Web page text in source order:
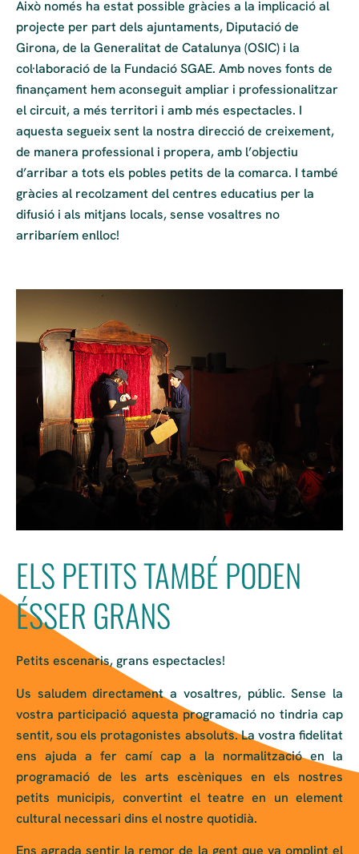
Això només ha estat possible gràcies a la implicació al
projecte per part dels ajuntaments, Diputació de
Girona, de la Generalitat de Catalunya (OSIC) i la
col·laboració de la Fundació SGAE. Amb noves fonts de
finançament hem aconseguit ampliar i professionalitzar
el circuit, a més territori i amb més espectacles. I
aquesta segueix sent la nostra direcció de creixement,
de manera professional i propera, amb l’objectiu
d’arribar a tots els pobles petits de la comarca. I també
gràcies al recolzament del centres educatius per la
difusió i als mitjans locals, sense vosaltres no
arribaríem enlloc!
ELS PETITS TAMBÉ PODEN
ÉSSER GRANS
Petits escenaris, grans espectacles!
Us saludem directament a vosaltres, públic. Sense la
vostra participació aquesta programació no tindria cap
sentit, sou els protagonistes absoluts. La vostra fidelitat
ens ajuda a fer camí cap a la normalització en la
programació de les arts escèniques en els nostres
petits municipis, convertint el teatre en un element
cultural necessari dins el nostre quotidià.
Ens agrada sentir la remor de la gent que va omplint el